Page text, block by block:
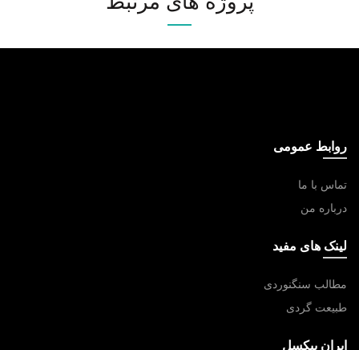
روابط عمومی
تماس با ما
درباره من
لینک های مفید
مطالب سنگنوردی
طبیعت گردی
ایران پیکسل